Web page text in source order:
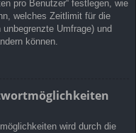
pro Benutzer“ festlegen, wie
welches Zeitlimit für die
Umfrage) und
können.
wird durch die